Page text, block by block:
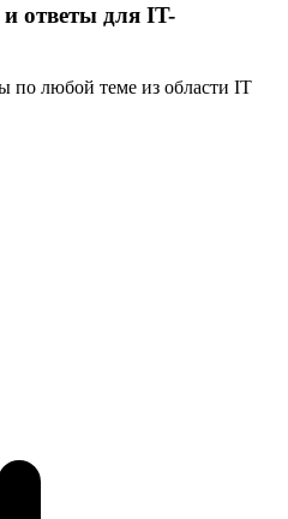
ответы для IT-
по любой теме из области IT